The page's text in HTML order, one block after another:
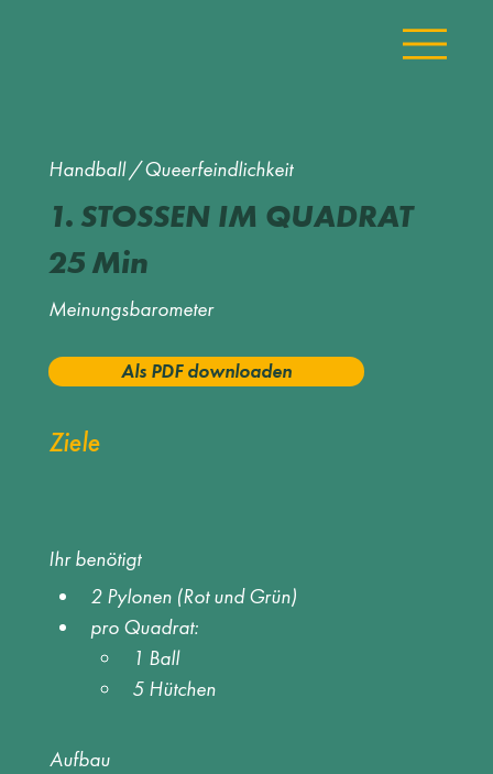
Handball /Queerfeindlichkeit
1. STOSSEN IM QUADRAT
25Min
Meinungsbarometer
Als PDF downloaden
Ziele
Ihr benötigt
2 Pylonen (Rot und Grün)
pro Quadrat:
1 Ball
5 Hütchen
Aufbau